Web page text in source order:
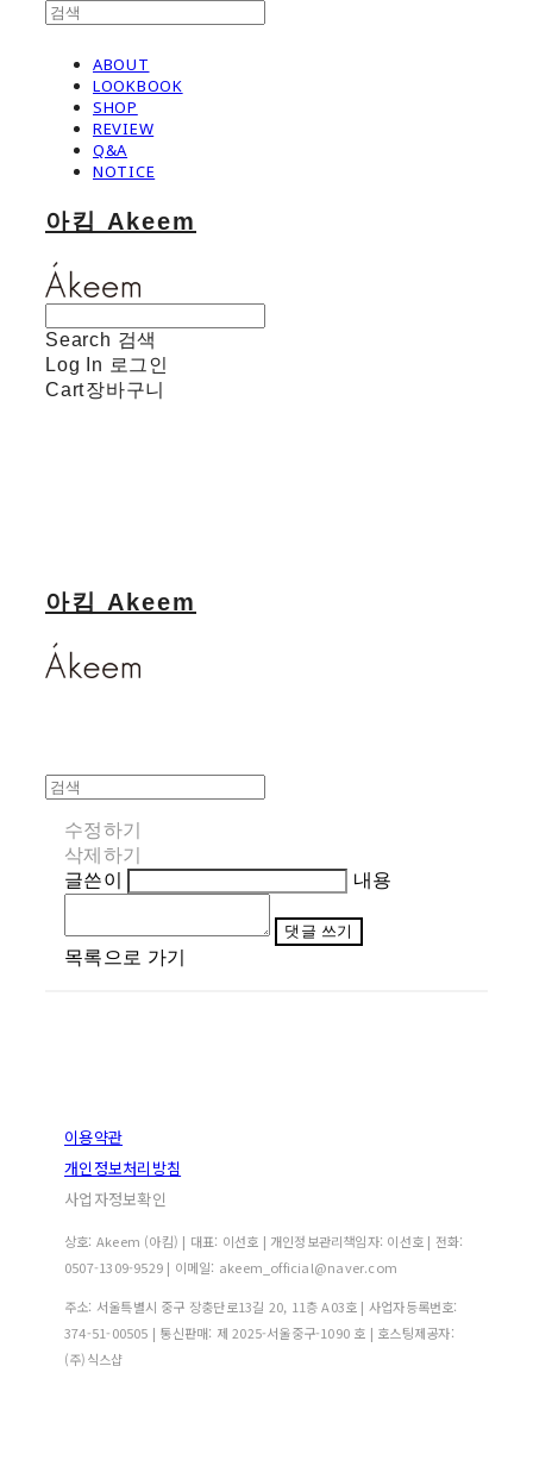
ABOUT
LOOKBOOK
SHOP
REVIEW
Q&A
NOTICE
아킴 Akeem
Search 검색
Log In 로그인
Cart장바구니
아킴 Akeem
수정하기
삭제하기
글쓴이
내용
댓글 쓰기
목록으로 가기
이용약관
개인정보처리방침
사업자정보확인
상호: Akeem (아킴) | 대표: 이선호 | 개인정보관리책임자: 이선호 | 전화:
0507-1309-9529 | 이메일: akeem_official@naver.com
주소: 서울특별시 중구 장충단로13길 20, 11층 A03호 | 사업자등록번호:
374-51-00505 | 통신판매: 제 2025-서울중구-1090 호 | 호스팅제공자:
(주)식스샵